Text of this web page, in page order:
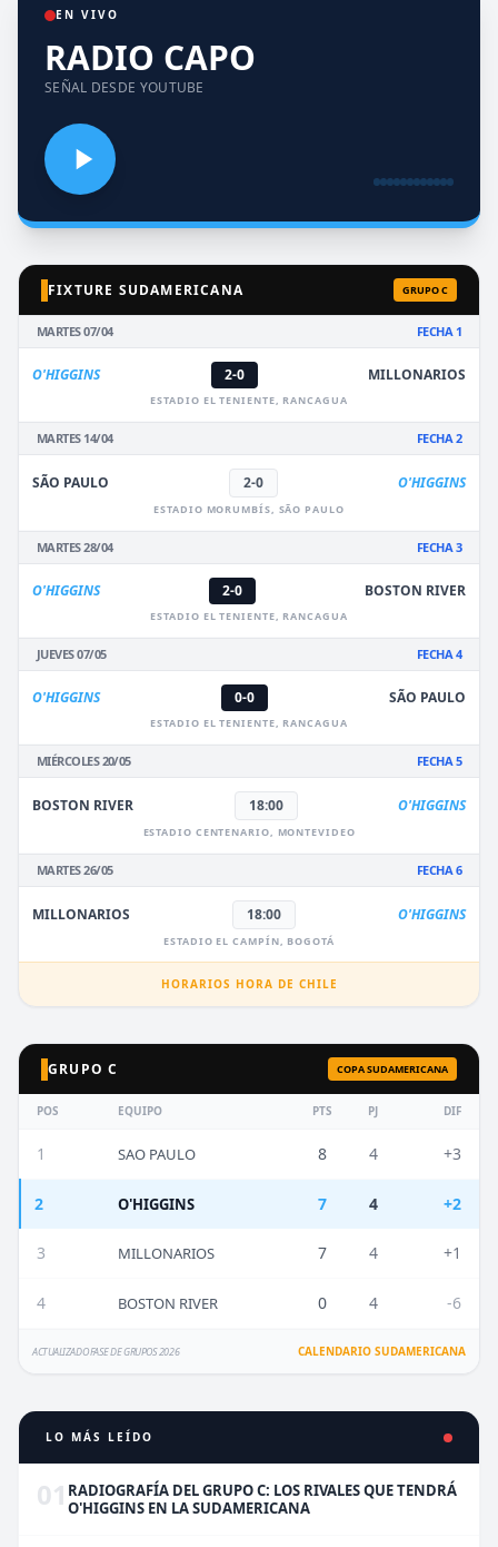
EN VIVO
RADIO CAPO
SEÑAL DESDE YOUTUBE
FIXTURE SUDAMERICANA GRUPO C
MARTES 07/04 FECHA 1
O'HIGGINS 2-0 MILLONARIOS
ESTADIO EL TENIENTE, RANCAGUA
MARTES 14/04 FECHA 2
SÃO PAULO 2-0 O'HIGGINS
ESTADIO MORUMBÍS, SÃO PAULO
MARTES 28/04 FECHA 3
O'HIGGINS 2-0 BOSTON RIVER
ESTADIO EL TENIENTE, RANCAGUA
JUEVES 07/05 FECHA 4
O'HIGGINS 0-0 SÃO PAULO
ESTADIO EL TENIENTE, RANCAGUA
MIÉRCOLES 20/05 FECHA 5
BOSTON RIVER 18:00 O'HIGGINS
ESTADIO CENTENARIO, MONTEVIDEO
MARTES 26/05 FECHA 6
MILLONARIOS 18:00 O'HIGGINS
ESTADIO EL CAMPÍN, BOGOTÁ
HORARIOS HORA DE CHILE
GRUPO C COPA SUDAMERICANA
POS EQUIPO PTS PJ DIF
1 SAO PAULO 8 4 +3
2 O'HIGGINS 7 4 +2
3 MILLONARIOS 7 4 +1
4 BOSTON RIVER 0 4 -6
ACTUALIZADO FASE DE GRUPOS 2026 CALENDARIO SUDAMERICANA
LO MÁS LEÍDO
01 RADIOGRAFÍA DEL GRUPO C: LOS RIVALES QUE TENDRÁ
O'HIGGINS EN LA SUDAMERICANA